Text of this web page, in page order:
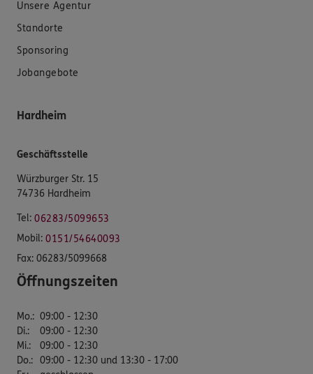
Unsere Agentur
Standorte
Sponsoring
Jobangebote
Hardheim
Geschäftsstelle
Würzburger Str. 15
74736 Hardheim
Tel: 06283/5099653
Mobil: 0151/54640093
Fax: 06283/5099668
Öffnungszeiten
Mo.: 09:00 - 12:30
Di.:
09:00 - 12:30
Mi.:
09:00 - 12:30
Do.: 09:00 - 12:30 und 13:30 - 17:00